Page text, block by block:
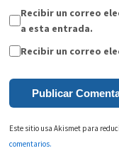
Recibir un correo
a esta entrada.
Recibir un correo
Este sitio usa Akismet para
comentarios.